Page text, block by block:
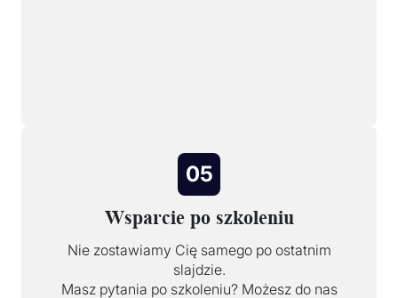
05
Wsparcie po szkoleniu
Nie zostawiamy Cię samego po ostatnim
slajdzie.
Masz pytania po szkoleniu? Możesz do nas